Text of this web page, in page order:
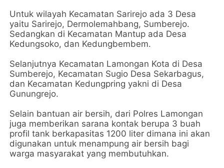
Untuk wilayah Kecamatan Sarirejo ada 3 Desa
yaitu Sarirejo, Dermolemahbang, Sumberejo.
Sedangkan di Kecamatan Mantup ada Desa
Kedungsoko, dan Kedungbembem.
Selanjutnya Kecamatan Lamongan Kota di Desa
Sumberejo, Kecamatan Sugio Desa Sekarbagus,
dan Kecamatan Kedungpring yakni di Desa
Gunungrejo.
Selain bantuan air bersih, dari Polres Lamongan
juga memberikan sarana kontak berupa 3 buah
profil tank berkapasitas 1200 liter dimana ini akan
digunakan untuk menampung air bersih bagi
warga masyarakat yang membutuhkan.